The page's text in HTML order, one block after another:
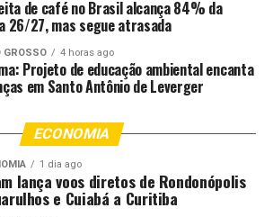
a adotarem práticas compatíveis
acessível, escuta qualificada e
nos processos judiciais. Além disso,
a Constituição Federal de 1988
a Convenção n. 169 da Organização
(OIT) e a Declaração das
os Direitos dos Povos Indígenas.
de café no Brasil alcança 84% da
26/27, mas segue atrasada
GROSSO 4 horas ago
Projeto de educação ambiental encanta
em Santo Antônio de Leverger
ECONOMIA
1 dia ago
lança voos diretos de Rondonópolis
e Cuiabá a Curitiba